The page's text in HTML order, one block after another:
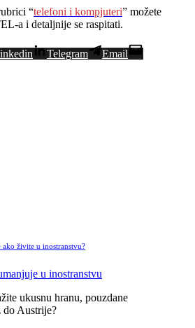
“telefoni i kompjuteri” možete
a i detaljnije se raspitati.
Telegram
Email
ako živite u inostranstvu?
ukusnu hranu, pouzdane
do Austrije?